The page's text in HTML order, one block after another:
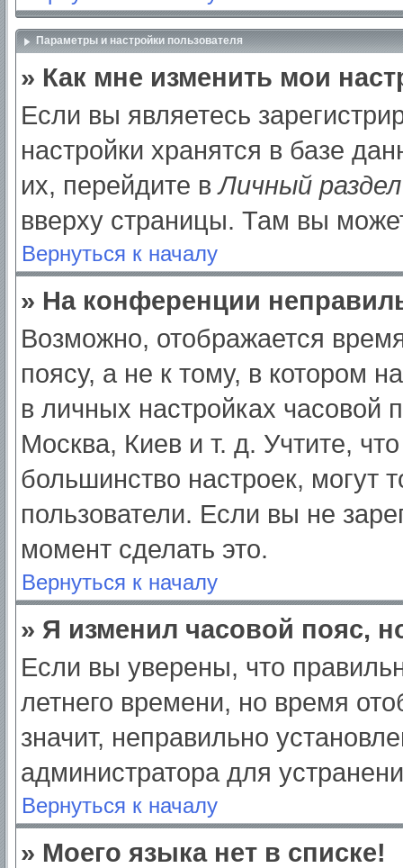
Параметры и настройки пользователя
» Как мне изменить мои
Если вы являетесь
настройки хранятся в базе
их, перейдите вЛичный раздел
вверху страницы. Там вы
Вернуться к началу
» На конференции
Возможно, отображается
поясу, а не к тому, в котором
в личных настройках часовой
Москва, Киев и т. д. Учтите,
большинство настроек, могут
пользователи. Если вы не
момент сделать это.
Вернуться к началу
» Я изменил часовой пояс,
Если вы уверены, что
летнего времени, но время
значит, неправильно
администратора для
Вернуться к началу
» Моего языка нет в списке!